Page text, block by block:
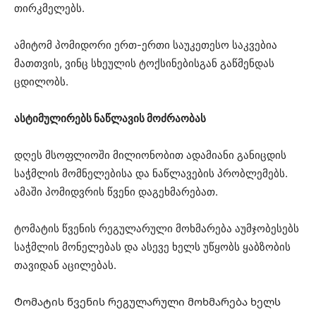
თირკმელებს.
ამიტომ პომიდორი ერთ-ერთი საუკეთესო საკვებია
მათთვის, ვინც სხეულის ტოქსინებისგან გაწმენდას
ცდილობს.
ასტიმულირებს ნაწლავის მოძრაობას
დღეს მსოფლიოში მილიონობით ადამიანი განიცდის
საჭმლის მომნელებისა და ნაწლავების პრობლემებს.
ამაში პომიდვრის წვენი დაგეხმარებათ.
ტომატის წვენის რეგულარული მოხმარება აუმჯობესებს
საჭმლის მონელებას და ასევე ხელს უწყობს ყაბზობის
თავიდან აცილებას.
Ტომატის წვენის რეგულარული მოხმარება ხელს